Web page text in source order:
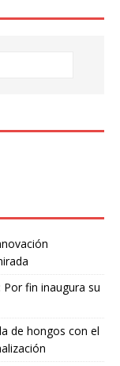
fin inaugura su
de hongos con el